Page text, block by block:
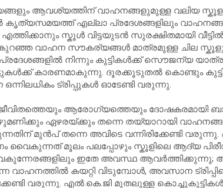
ആവശ്യത്തിന് വാഹനങ്ങളുമുള്ള വലിയ
കൃത്യസമയത്ത് എല്ലാ പ്രദേശങ്ങളിലും
സ്കൂൾ വിട്ടയുടൻ സുരക്ഷിതമായി വീട്ടിൽ
കുറഞ്ഞ വാഹന സൗകര്യങ്ങൾ മാത്രമുള്ള ചില
നിന്നും കുട്ടികൾക്ക് സൌജന്യ
കാരണമാകുന്നു. ദൂരക്കൂടുതൽ കൊണ്ടും
ട്രിപ്പുകൾ ഓടേണ്ടി വരുന്നു.
ആരോഗ്യത്തെയും ദോഷകരമായി
ഏഴരയ്ക്കും തന്നെ തയ്യാറായി
മുൻപ് തന്നെ അവിടെ വന്നിരിക്കേണ്ടി
വൈകുന്നത് മൂലം പലപ്പോഴും സ്കൂളിലെ ആദ്യ
ഇതേ അവസ്ഥ ആവർത്തിക്കുന്നു; ആദ്യ
കയറ്റി വിടുമ്പോൾ, അവസാന
വരുന്നു. എൽ.കെ.ജി മുതലുള്ള